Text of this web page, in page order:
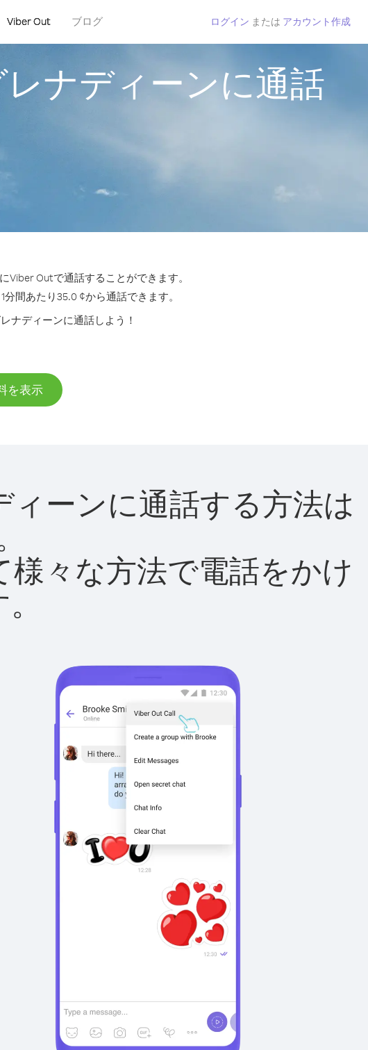
Viber Out ブログ ログイン または アカウント作成
ナディーンに通話
Outで通話することができます。
間あたり35.0 ¢から通話できます。
ナディーンに通話しよう！
を表示
ーンに通話する方法は
々な方法で電話をかけ